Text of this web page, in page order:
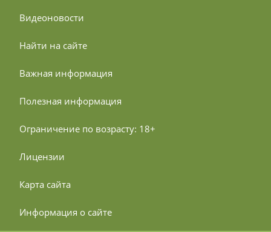
Видеоновости
Найти на сайте
Важная информация
Полезная информация
Ограничение по возрасту: 18+
Лицензии
Карта сайта
Информация о сайте